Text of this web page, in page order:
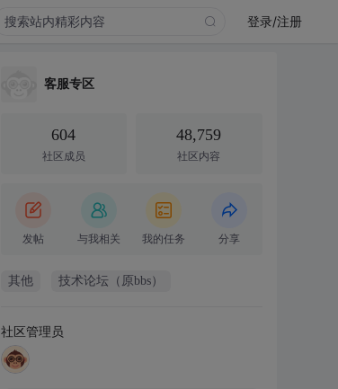
登录/注册
客服专区
604
社区成员
48,759
社区内容
发帖 与我相关 我的任务 分享
其他 技术论坛（原bbs）
社区管理员